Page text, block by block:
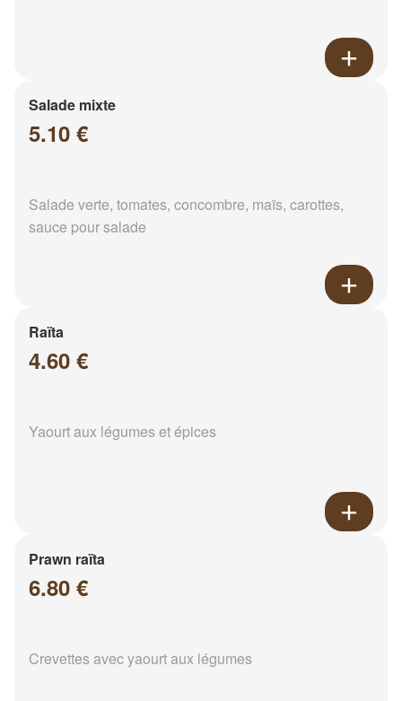
Salade mixte
5.10 €
Salade verte, tomates, concombre, maïs, carottes,
sauce pour salade
Raïta
4.60 €
Yaourt aux légumes et épices
Prawn raïta
6.80 €
Crevettes avec yaourt aux légumes